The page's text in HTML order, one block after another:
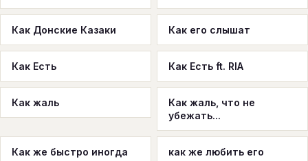
Как Донские Казаки Как его слышат
Как Есть Как Есть ft. RIA
Как жаль
Как жаль, что не
убежать...
Как же быстро иногда
как же любить его